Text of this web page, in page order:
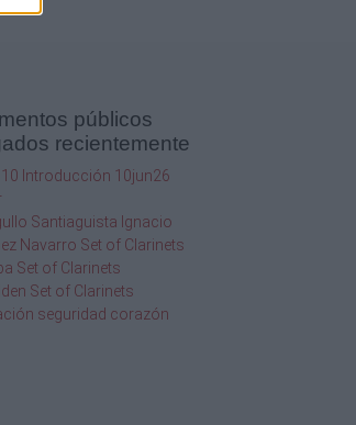
públicos
recientemente
10 Introducción 10jun26
Santiaguista Ignacio
Navarro Set of Clarinets
Set of Clarinets
Set of Clarinets
seguridad corazón